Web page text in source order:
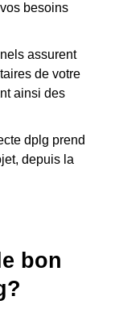
besoins
assurent
de votre
ainsi des
dplg prend
depuis la
bon